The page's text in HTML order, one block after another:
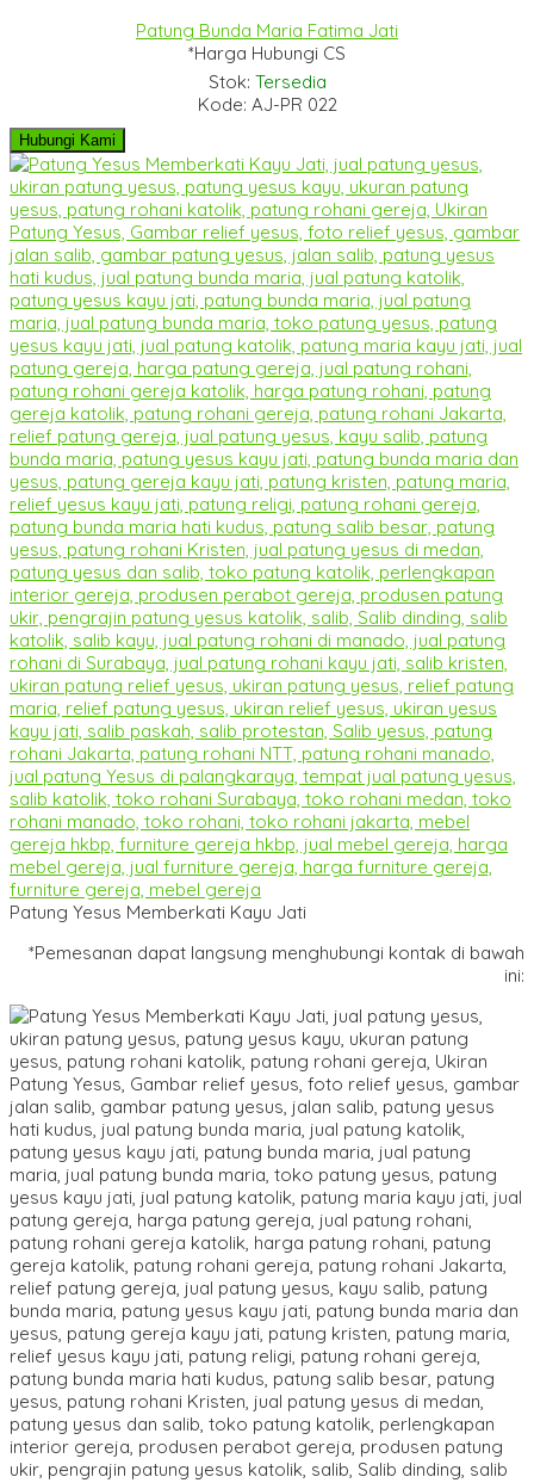
Patung Bunda Maria Fatima Jati
*Harga Hubungi CS
Stok: Tersedia
Kode: AJ-PR 022
Hubungi Kami
Patung Yesus Memberkati Kayu Jati
*Pemesanan dapat langsung menghubungi kontak di bawah
ini: